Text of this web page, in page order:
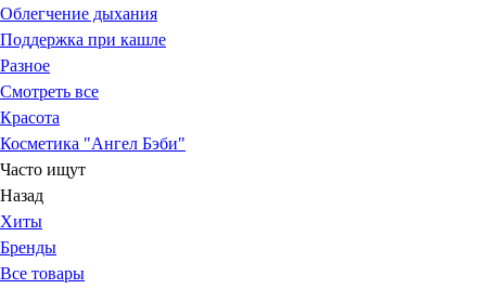
Облегчение дыхания
Поддержка при кашле
Разное
Смотреть все
Красота
Косметика "Ангел Бэби"
Часто ищут
Назад
Хиты
Бренды
Все товары